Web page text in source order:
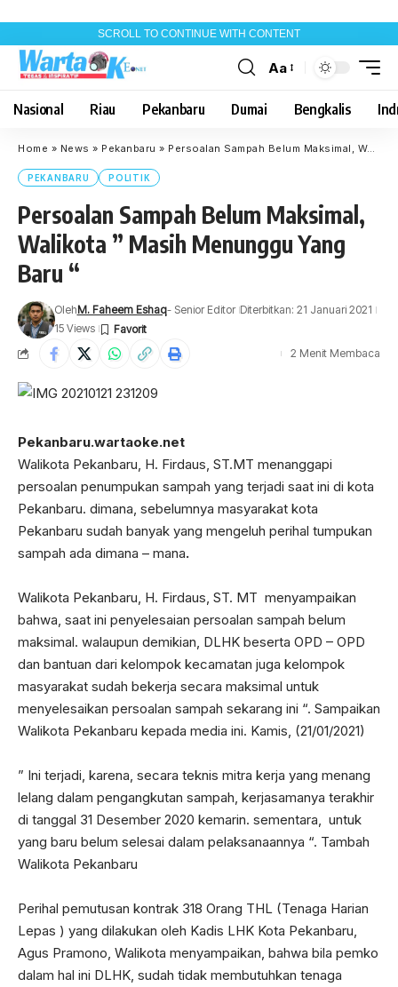
SCROLL TO CONTINUE WITH CONTENT
Font
Aa
Nasional Riau Pekanbaru Dumai Bengkalis
Home » News » Pekanbaru » Persoalan Sampah Belum Maksimal, Walikota ” Masih Menunggu Yang Baru “
PEKANBARU POLITIK
Persoalan Sampah Belum Maksimal,
Walikota ” Masih Menunggu Yang
Baru “
OlehM. Faheem Eshaq- Senior Editor Diterbitkan: 21 Januari 2021
15 Views
2 Menit Membaca
Pekanbaru.wartaoke.net
Walikota Pekanbaru, H. Firdaus, ST.MT menanggapi
persoalan penumpukan sampah yang terjadi saat ini di kota
Pekanbaru. dimana, sebelumnya masyarakat kota
Pekanbaru sudah banyak yang mengeluh perihal tumpukan
sampah ada dimana – mana.
Walikota Pekanbaru, H. Firdaus, ST. MT menyampaikan
bahwa, saat ini penyelesaian persoalan sampah belum
maksimal. walaupun demikian, DLHK beserta OPD – OPD
dan bantuan dari kelompok kecamatan juga kelompok
masyarakat sudah bekerja secara maksimal untuk
menyelesaikan persoalan sampah sekarang ini “. Sampaikan
Walikota Pekanbaru kepada media ini. Kamis, (21/01/2021)
” Ini terjadi, karena, secara teknis mitra kerja yang menang
lelang dalam pengangkutan sampah, kerjasamanya terakhir
di tanggal 31 Desember 2020 kemarin. sementara, untuk
yang baru belum selesai dalam pelaksanaannya “. Tambah
Walikota Pekanbaru
Perihal pemutusan kontrak 318 Orang THL (Tenaga Harian
Lepas ) yang dilakukan oleh Kadis LHK Kota Pekanbaru,
Agus Pramono, Walikota menyampaikan, bahwa bila pemko
dalam hal ini DLHK, sudah tidak membutuhkan tenaga